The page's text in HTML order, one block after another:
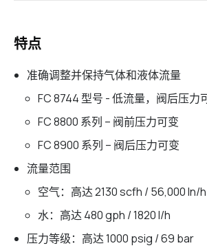
特点
准确调整并保持气体和液体流量
FC 8744 型号 - 低流量，阀后压力
FC 8800 系列 – 阀前压力可变
FC 8900 系列 – 阀后压力可变
流量范围
空气：高达 2130 scfh / 56,000 ln/h
水：高达 480 gph / 1820 l/h
压力等级：高达 1000 psig / 69 bar